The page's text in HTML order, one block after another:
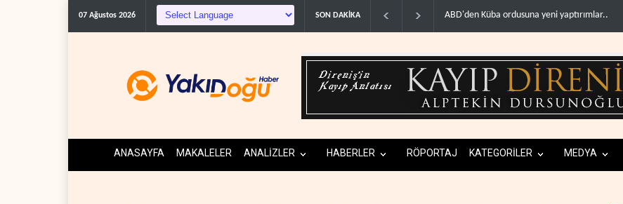
07 Ağustos 2026 SON DAKİKA
ABD'den Küba ordusuna yeni yaptırımlar.. Fars ajansı: İran ve Umman
ANASAYFA MAKALELER ANALİZLER HABERLER RÖPORTAJ KATEGORİLER MEDYA